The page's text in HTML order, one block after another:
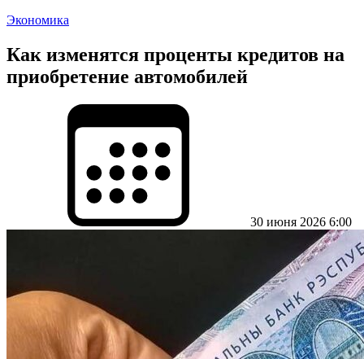
Экономика
Как изменятся проценты кредитов на
приобретение автомобилей
30 июня 2026 6:00